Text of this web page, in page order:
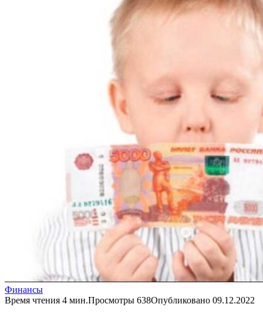
Финансы
Время чтения 4 мин.Просмотры 638Опубликовано 09.12.2022